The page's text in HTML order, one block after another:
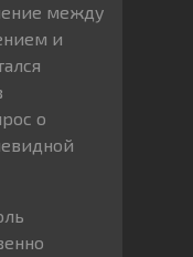
между
и
о